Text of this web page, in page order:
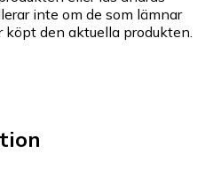
inte om de som lämnar
den aktuella produkten.